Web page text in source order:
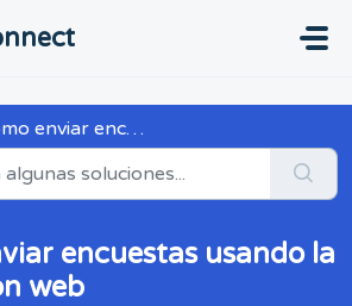
encuestas usando la aplicación web
encuestas usando la
web